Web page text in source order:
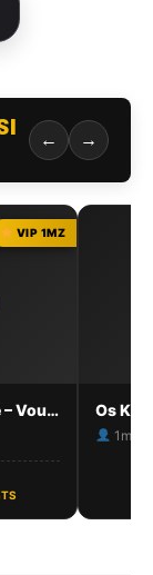
← →
VIP 1MZ
3C Chocolate – Vou dar Amor